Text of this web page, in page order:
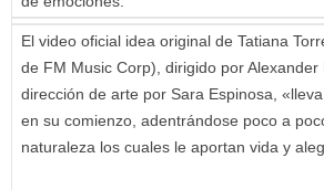
El video oficial idea original de Tatiana
de FM Music Corp), dirigido por Alexander
dirección de arte por Sara Espinosa,
en su comienzo, adentrándose poco a
naturaleza los cuales le aportan vida y